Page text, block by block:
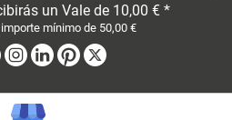
un Vale de 10,00 € *
mínimo de 50,00 €
Facebook
Instagram
LinkedinPinterest